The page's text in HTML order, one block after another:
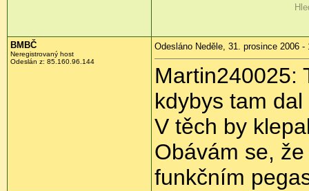
BMBČ
Neregistrovaný host
Odeslán z: 85.160.96.144
Odesláno Neděle, 31. prosince 2006 -
Martin240025:
kdybys tam
V těch by
Obávám se,
funkčním